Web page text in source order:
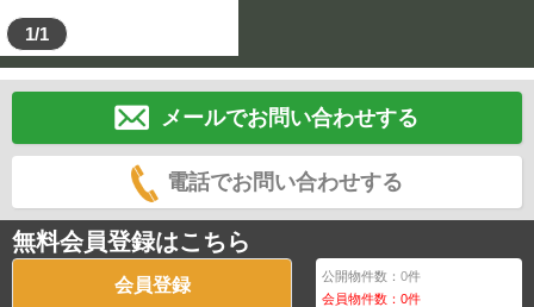
1/1
メールでお問い合わせする
電話でお問い合わせする
無料会員登録はこちら
会員登録 公開物件数：0件
会員物件数：0件